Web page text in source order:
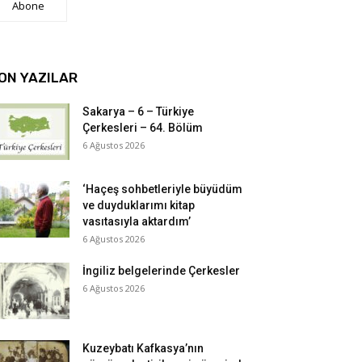
Abone
YAZILAR
Sakarya – 6 – Türkiye
Çerkesleri – 64. Bölüm
6 Ağustos 2026
‘Haçeş sohbetleriyle büyüdüm
ve duyduklarımı kitap
vasıtasıyla aktardım’
6 Ağustos 2026
İngiliz belgelerinde Çerkesler
6 Ağustos 2026
Kuzeybatı Kafkasya’nın